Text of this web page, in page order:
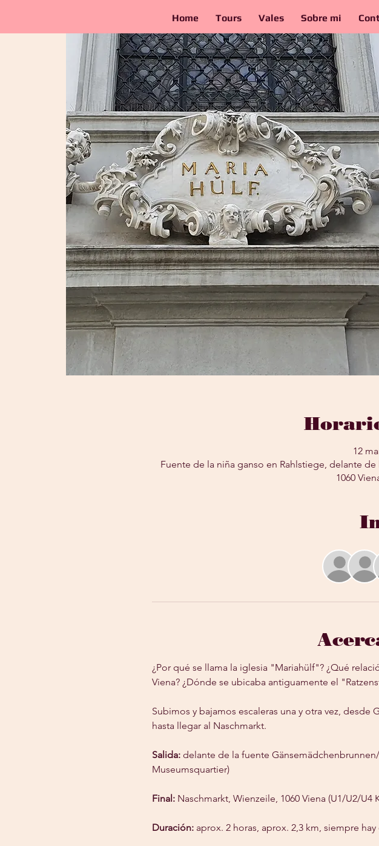
Home Tours Vales Sobre mi
12
Fuente de la niña ganso en Rahlstiege, delante
1060
¿Por qué se llama la iglesia "Mariahülf"? ¿Qué
Viena? ¿Dónde se ubicaba antiguamente el
Subimos y bajamos escaleras una y otra vez,
hasta llegar al Naschmarkt.
Salida: delante de la fuente Gänsemädchenbrunnen/
Museumsquartier)
Final: Naschmarkt, Wienzeile, 1060 Viena (U1/U2/U4
Duración: aprox. 2 horas, aprox. 2,3 km, siempre